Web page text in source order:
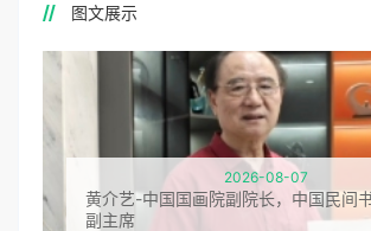
图文展示
2026-08-07
黄介艺-中国国画院副院长，中国民间
副主席